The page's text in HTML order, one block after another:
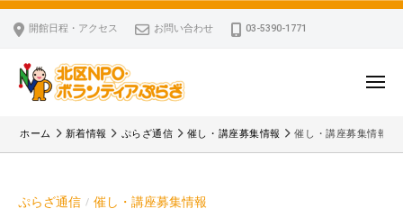
コ
ス
開館日程・アクセス お問い合わせ 03-5390-1771
区
P
北
P
メ
ー
ホーム 新着情報 ぷらざ通信 催し・講座募集情報 催し・講座募集情報（
ぷらざ通信 / 催し・講座募集情報
区
N
O
・
ラ
ィ
ー